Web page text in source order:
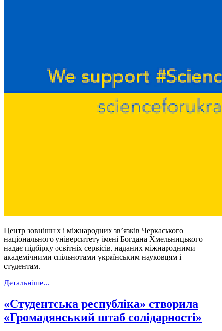
Центр зовнішніх і міжнародних зв’язків Черкаського
національного університету імені Богдана Хмельницького
надає підбірку освітніх сервісів, наданих міжнародними
академічними спільнотами українським науковцям і
студентам.
Детальніше...
«Студентська республіка» створила
«Громадянський штаб солідарності»